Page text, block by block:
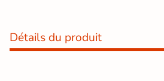
Détails du produit